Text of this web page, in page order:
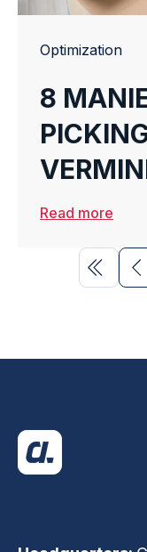
Optimization
8
Read more